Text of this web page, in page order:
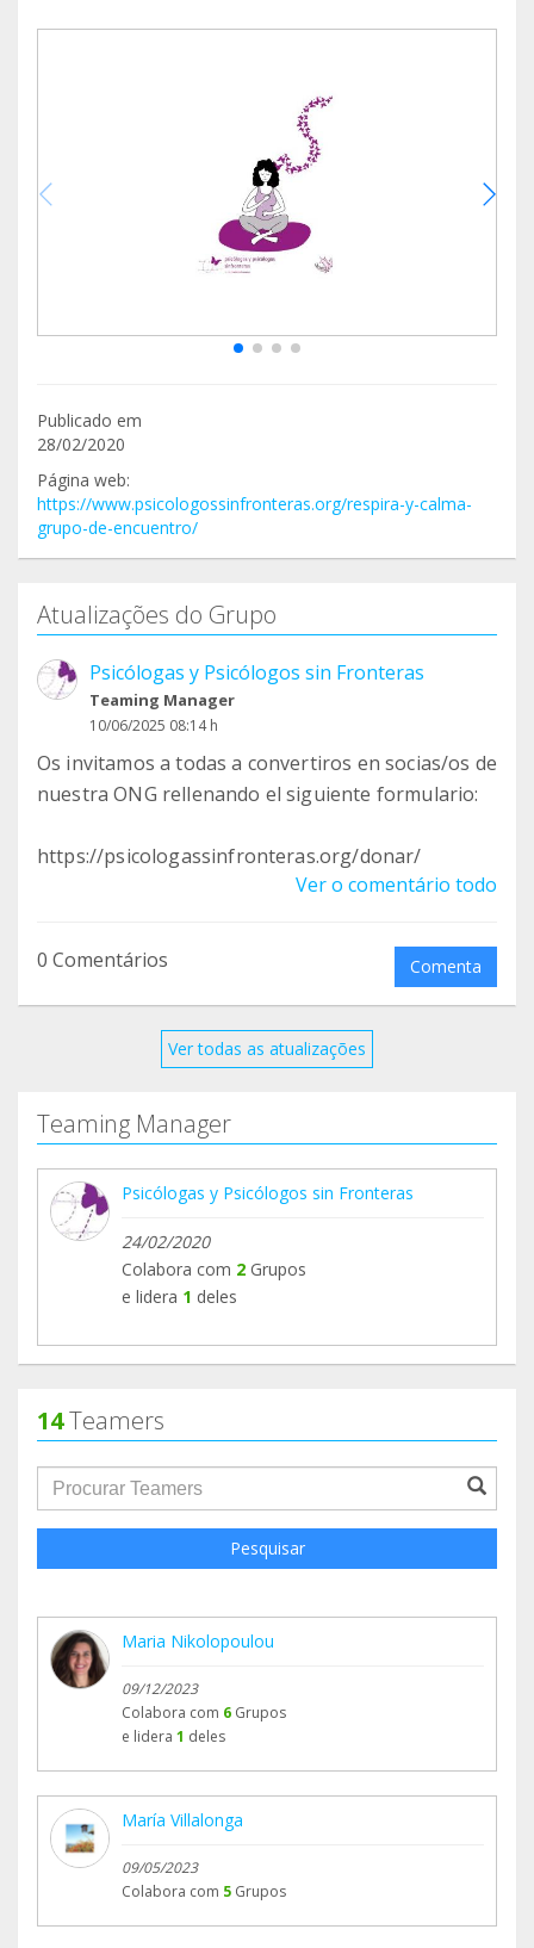
Publicado em
28/02/2020
Página web:
https://www.psicologossinfronteras.org/respira-y-calma-
grupo-de-encuentro/
Atualizações do Grupo
Psicólogas y Psicólogos sin Fronteras
Teaming Manager
10/06/2025 08:14 h
Os invitamos a todas a convertiros en socias/os de
nuestra ONG rellenando el siguiente formulario:
https://psicologassinfronteras.org/donar/
Ver o comentário todo
0 Comentários Comenta
Ver todas as atualizações
Teaming Manager
Psicólogas y Psicólogos sin Fronteras
24/02/2020
Colabora com 2 Grupos
e lidera 1 deles
14Teamers
groupProfile.searchForm.search.text???
Pesquisar
Maria Nikolopoulou
09/12/2023
Colabora com 6 Grupos
e lidera 1 deles
María Villalonga
09/05/2023
Colabora com 5 Grupos